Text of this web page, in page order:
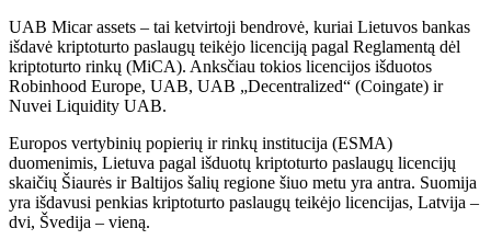
UAB Micar assets – tai ketvirtoji bendrovė, kuriai Lietuvos bankas
išdavė kriptoturto paslaugų teikėjo licenciją pagal Reglamentą dėl
kriptoturto rinkų (MiCA). Anksčiau tokios licencijos išduotos
Robinhood Europe, UAB, UAB „Decentralized“ (Coingate) ir
Nuvei Liquidity UAB.
Europos vertybinių popierių ir rinkų institucija (ESMA)
duomenimis, Lietuva pagal išduotų kriptoturto paslaugų licencijų
skaičių Šiaurės ir Baltijos šalių regione šiuo metu yra antra. Suomija
yra išdavusi penkias kriptoturto paslaugų teikėjo licencijas, Latvija –
dvi, Švedija – vieną.